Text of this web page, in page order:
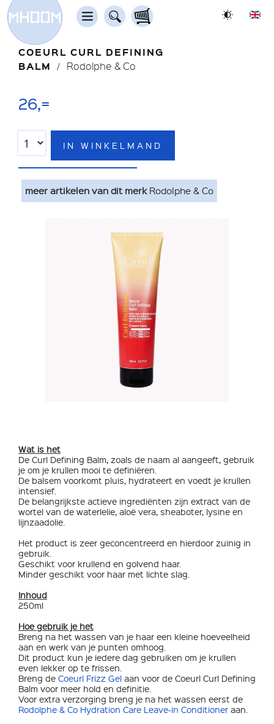
COEURL CURL DEFINING
BALM
Rodolphe & Co
26,=
IN WINKELMAND
meer artikelen van dit merkRodolphe & Co
Wat is het
De Curl Defining Balm, zoals de naam al aangeeft, gebruik
je om je krullen mooi te definiëren.
De balsem voorkomt pluis, hydrateert en voedt je krullen
intensief.
De belangrijkste actieve ingrediënten zijn extract van de
wortel van de waterlelie, aloë vera, sheaboter, lysine en
lijnzaadolie.
Het product is zeer geconcentreerd en hierdoor zuinig in
gebruik.
Geschikt voor krullend en golvend haar.
Minder geschikt voor haar met lichte slag.
Inhoud
250ml
Hoe gebruik je het
Breng na het wassen van je haar een kleine hoeveelheid
aan en werk van je punten omhoog.
Dit product kun je iedere dag gebruiken om je krullen
even lekker op te frissen.
Breng de Coeurl Frizz Gel aan voor de Coeurl Curl Defining
Balm voor meer hold en definitie.
Voor extra verzorging breng je na het wassen eerst de
Rodolphe & Co Hydration Care Leave-in Conditioner aan.